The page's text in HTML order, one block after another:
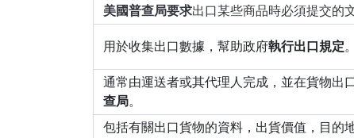
美國普查局要求出口某些商品時必須提交的文
用於收集出口數據，幫助政府執行出口規定。
通常由運送者或其代理人完成，並在貨物出
查局。
包括有關出口貨物的資料，出貨價值，目的